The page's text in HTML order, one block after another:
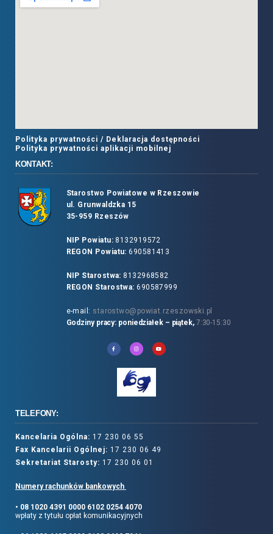
Polityka prywatności / Deklaracja dostępności
Polityka prywatności aplikacji mobilnej
KONTAKT:
Starostwo Powiatowe w Rzeszowie
ul. Grunwaldzka 15
35-959 Rzeszów
NIP Powiatu:8132919572
REGON Powiatu: 690581413
NIP Starostwa: 8132968582
REGON Starostwa: 690587999
e-mail: starostwo@powiat.rzeszowski.pl
Godziny pracy: poniedziałek – piątek, 7:30-15:30
TELEFONY:
Kancelaria Ogólna: 17 230 06 55
Fax Kancelarii Ogólnej: 17 230 06 49
Sekretariat Starosty: 17 230 06 01
Numery rachunków bankowych
• 08 1020 4391 0000 6102 0254 4070
wpłaty z tytułu opłat komunikacyjnych